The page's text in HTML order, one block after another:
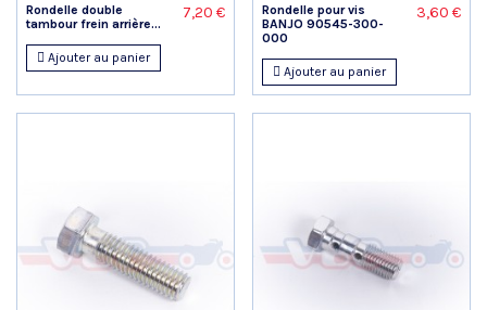
Rondelle double
tambour frein arrière...
7,20 €
Ajouter au panier
Rondelle pour vis
BANJO 90545-300-
000
3,60 €
Ajouter au panier